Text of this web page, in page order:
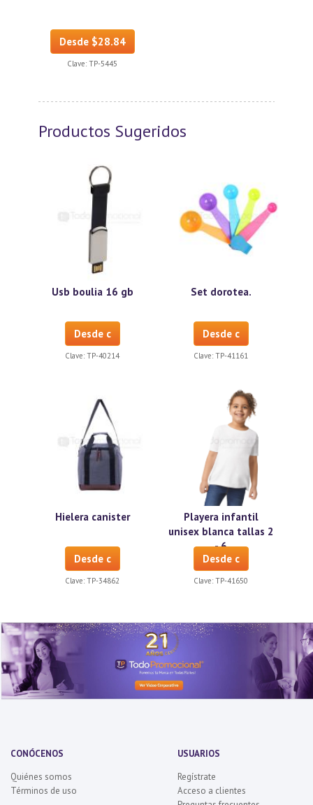
Desde $28.84
Clave: TP-5445
Productos Sugeridos
Usb boulia 16 gb
Desde c
Clave: TP-40214
Set dorotea.
Desde c
Clave: TP-41161
Hielera canister
Desde c
Clave: TP-34862
Playera infantil
unisex blanca tallas 2
- 6
Desde c
Clave: TP-41650
CONÓCENOS
Quiénes somos
Términos de uso
USUARIOS
Regístrate
Acceso a clientes